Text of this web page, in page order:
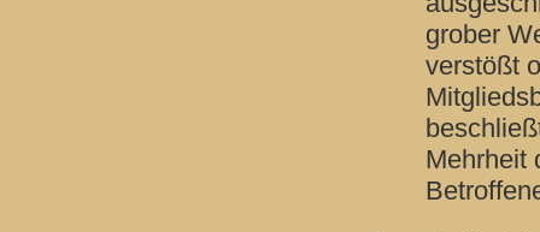
grober
verstößt
Mehrheit